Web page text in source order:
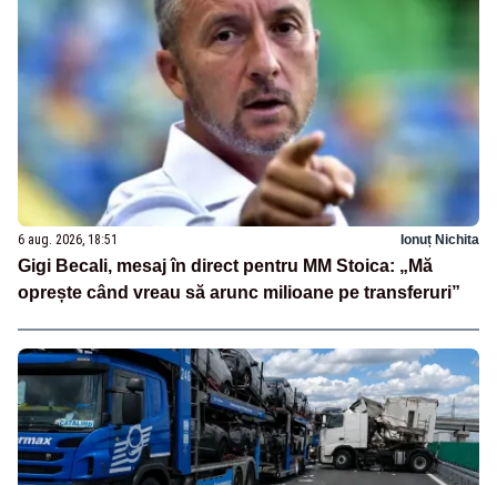
6 aug. 2026, 18:51 Ionuț Nichita
Gigi Becali, mesaj în direct pentru MM Stoica: „Mă
oprește când vreau să arunc milioane pe transferuri”